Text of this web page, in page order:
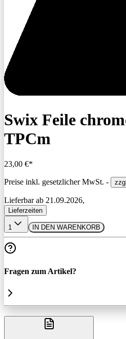
Swix Feile
TPCm
23,00 €*
Preise inkl. gesetzlicher MwSt. -
Lieferbar ab 21.09.2026,
Lieferzeiten
1 IN DEN WARENKORB
Fragen zum Artikel?